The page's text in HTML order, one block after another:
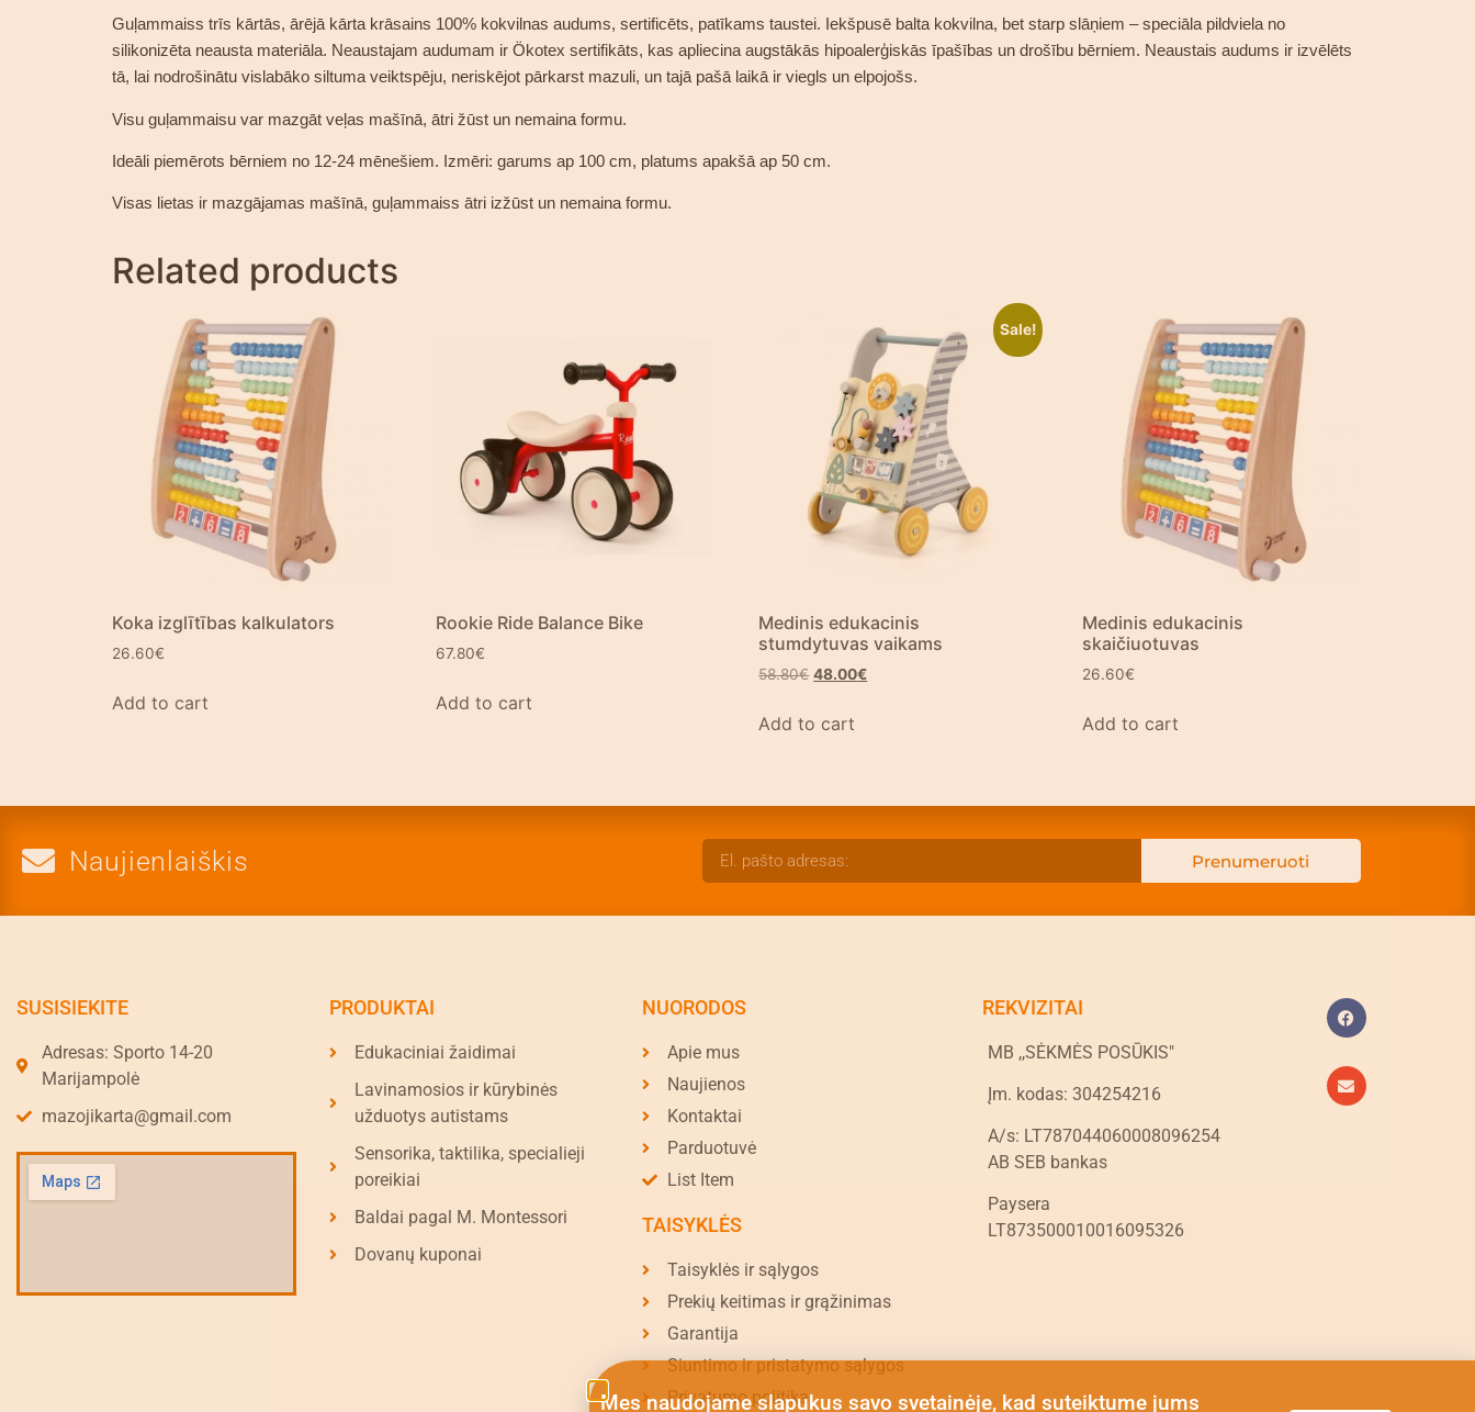
Guļammaiss trīs kārtās, ārējā kārta krāsains 100% kokvilnas audums, sertificēts, patīkams taustei. Iekšpusē balta kokvilna, bet starp slāņiem – speciāla pildviela no
silikonizēta neausta materiāla. Neaustajam audumam ir Ökotex sertifikāts, kas apliecina augstākās hipoalerģiskās īpašības un drošību bērniem. Neaustais audums ir izvēlēts
tā, lai nodrošinātu vislabāko siltuma veiktspēju, neriskējot pārkarst mazuli, un tajā pašā laikā ir viegls un elpojošs.
Visu guļammaisu var mazgāt veļas mašīnā, ātri žūst un nemaina formu.
Ideāli piemērots bērniem no 12-24 mēnešiem. Izmēri: garums ap 100 cm, platums apakšā ap 50 cm.
Visas lietas ir mazgājamas mašīnā, guļammaiss ātri izžūst un nemaina formu.
Related products
Koka izglītības kalkulators
26.60€
Add to cart
Rookie Ride Balance Bike
67.80€
Add to cart
Sale!
Medinis edukacinis
stumdytuvas vaikams
58.80€ 48.00€
Add to cart
Medinis edukacinis
skaičiuotuvas
26.60€
Add to cart
Naujienlaiškis Prenumeruoti
SUSISIEKITE
Adresas: Sporto 14-20
Marijampolė
mazojikarta@gmail.com
PRODUKTAI
Edukaciniai žaidimai
Lavinamosios ir kūrybinės
užduotys autistams
Sensorika, taktilika, specialieji
poreikiai
Baldai pagal M. Montessori
Dovanų kuponai
NUORODOS
Apie mus
Naujienos
Kontaktai
Parduotuvė
List Item
TAISYKLĖS
Taisyklės ir sąlygos
Prekių keitimas ir grąžinimas
Garantija
Siuntimo ir pristatymo sąlygos
Privatumo politika
REKVIZITAI
MB ,,SĖKMĖS POSŪKIS"
Įm. kodas: 304254216
A/s: LT787044060008096254
AB SEB bankas
Paysera
LT873500010016095326
Mes naudojame slapukus savo svetainėje, kad suteiktume jums